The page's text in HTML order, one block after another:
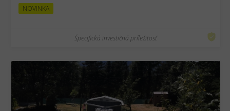
NOVINKA
Špecifická investičná príležitosť